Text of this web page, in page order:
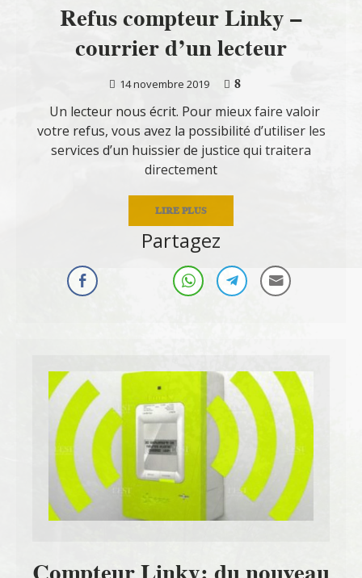
Refus compteur Linky –
courrier d’un lecteur
14 novembre 2019
8
Un lecteur nous écrit. Pour mieux faire valoir
votre refus, vous avez la possibilité d’utiliser les
services d’un huissier de justice qui traitera
directement
LIRE PLUS
Partagez